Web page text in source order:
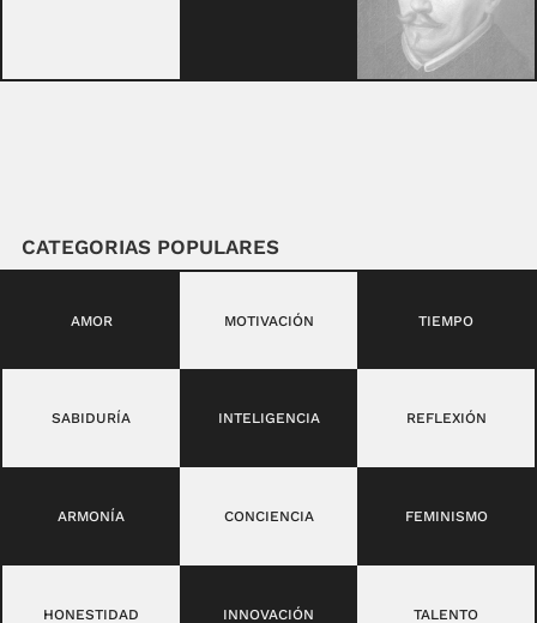
CATEGORIAS POPULARES
AMOR MOTIVACIÓN TIEMPO
SABIDURÍA INTELIGENCIA REFLEXIÓN
ARMONÍA CONCIENCIA FEMINISMO
HONESTIDAD INNOVACIÓN TALENTO